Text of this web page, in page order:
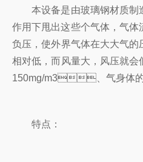
本设备是由玻璃钢材质制造而
作用下甩出这些个气体，气体
负压，使外界气体在大大气
相对低，而风量大，风压
150mg/m3、气身体的温
特点：